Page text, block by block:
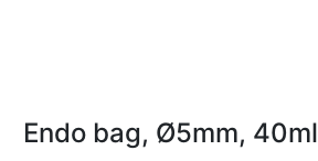
Endo bag, Ø5mm, 40ml